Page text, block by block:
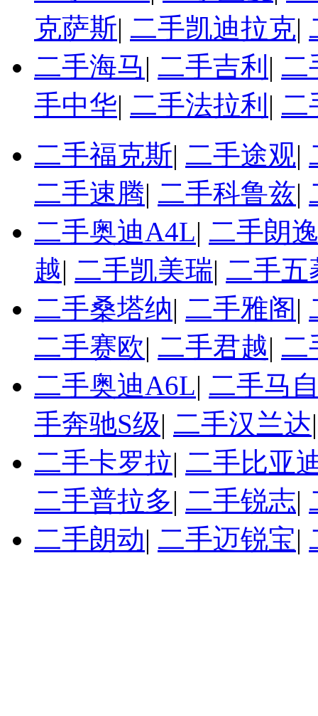
克萨斯| 二手凯迪拉克|
二手海马| 二手吉利 | 二
手中华| 二手法拉利 | 二
二手福克斯| 二手途观|
二手速腾| 二手科鲁兹|
二手奥迪A4L| 二手朗
越| 二手凯美瑞| 二手五
二手桑塔纳| 二手雅阁|
二手赛欧| 二手君越| 二
二手奥迪A6L| 二手马
手奔驰S级| 二手汉兰达
二手卡罗拉| 二手比亚
二手普拉多| 二手锐志|
二手朗动| 二手迈锐宝|